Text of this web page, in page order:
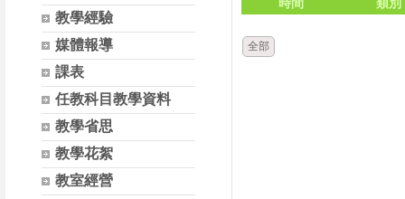
教學經驗
媒體報導
課表
任教科目教學資料
教學省思
教學花絮
教室經營
全部